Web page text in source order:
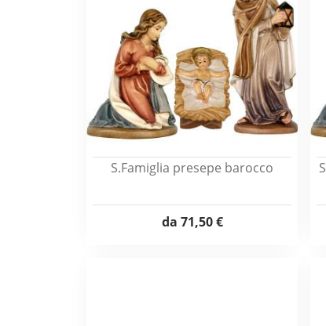
S.Famiglia presepe barocco
da 71,50 €